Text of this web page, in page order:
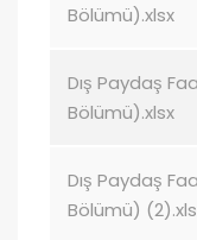
Bölümü).xlsx
Dış Paydaş
Bölümü).xlsx
Dış Paydaş
Bölümü)